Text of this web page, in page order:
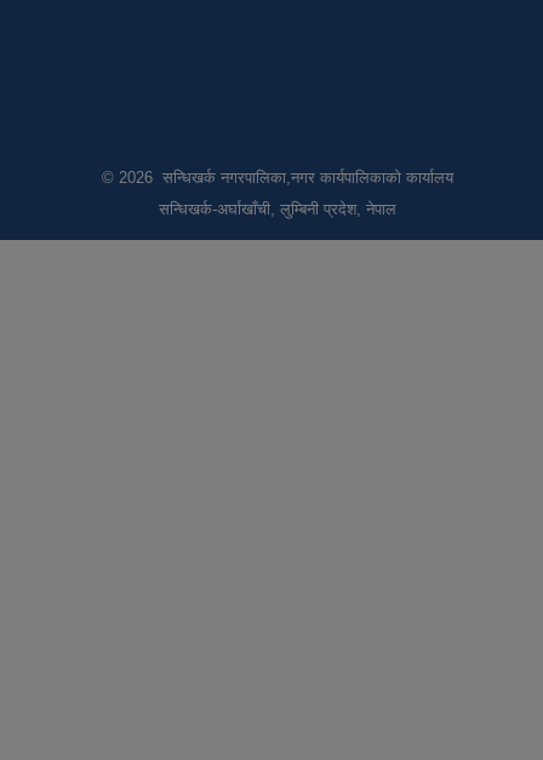
© 2026 सन्धिखर्क नगरपालिका,नगर कार्यपालिकाको कार्यालय
सन्धिखर्क-अर्घाखाँची, लुम्बिनी प्रदेश, नेपाल